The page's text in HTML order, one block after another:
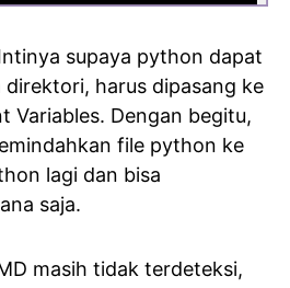
supaya python dapat
harus dipasang ke
Variables. Dengan begitu,
file python ke
lagi dan bisa
saja.
masih tidak terdeteksi,